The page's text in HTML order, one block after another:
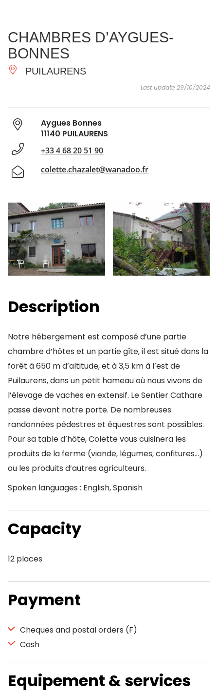
ESSENTIAL
AND
DO
INSPIRATIONS AGENDA
CHAMBRES D’AYGUES-
BONNES
PUILAURENS
Last update 29/10/2024
Aygues Bonnes
11140 PUILAURENS
+33 4 68 20 51 90
colette.chazalet@wanadoo.fr
Description
Notre hébergement est composé d’une partie
chambre d’hôtes et un partie gîte, il est situé dans la
forêt à 650 m d’altitude, et à 3,5 km à l’est de
Puilaurens, dans un petit hameau où nous vivons de
l’élevage de vaches en extensif. Le Sentier Cathare
passe devant notre porte. De nombreuses
randonnées pédestres et équestres sont possibles.
Pour sa table d’hôte, Colette vous cuisinera les
produits de la ferme (viande, légumes, confitures…)
ou les produits d’autres agriculteurs.
Spoken languages : English, Spanish
Capacity
12 places
Payment
Cheques and postal orders (F)
Cash
Equipement & services